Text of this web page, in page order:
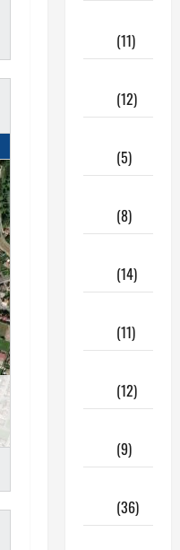
(11)
(12)
(5)
(8)
(14)
(11)
(12)
(9)
(36)